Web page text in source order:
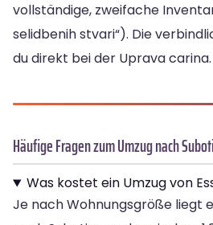
vollständige, zweifache
selidbenih stvari“). Die
du direkt bei der Uprava carina.
Häufige Fragen zum Umzug nach
Was kostet ein Umzug von
Je nach Wohnungsgröße liegt